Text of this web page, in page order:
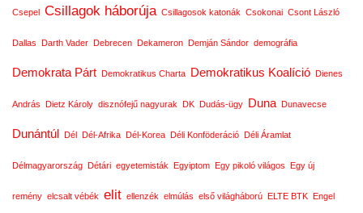
Csepel Csillagok háborúja Csillagosok katonák Csokonai Csont László
Dallas Darth Vader Debrecen Dekameron Demján Sándor demográfia
Demokrata Párt Demokratikus Charta Demokratikus Koalíció Dienes
András Dietz Károly disznófejű nagyurak DK Dudás-ügy Duna Dunavecse
Dunántúl Dél Dél-Afrika Dél-Korea Déli Konföderáció Déli Áramlat
Délmagyarország Détári egyetemisták Egyiptom Egy pikoló világos Egy új
remény elcsalt vébék elit ellenzék elmúlás első világháború ELTE BTK Engel